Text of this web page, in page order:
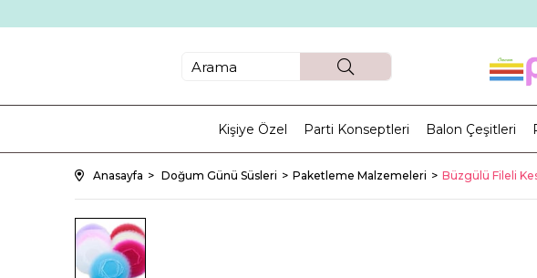
Kişiye Özel Parti Konseptleri Balon Çeşitleri
Anasayfa Doğum Günü Süsleri Paketleme Malzemeleri Büzgülü Fileli